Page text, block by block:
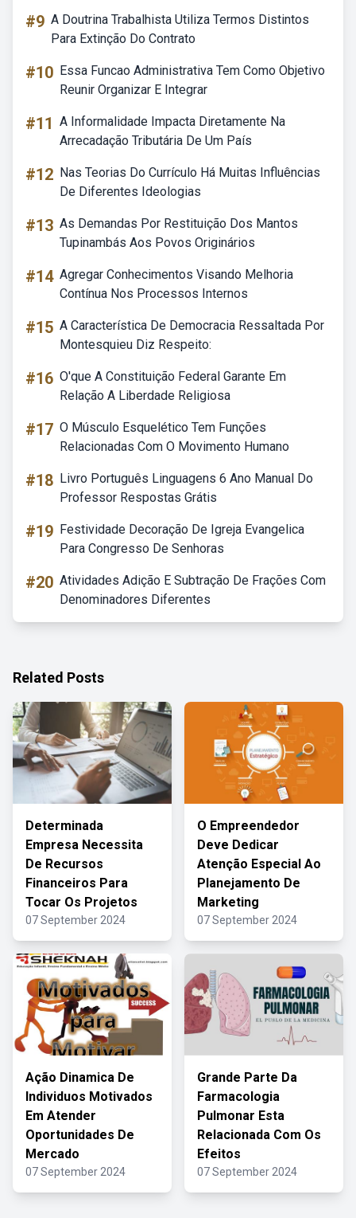
#9 A Doutrina Trabalhista Utiliza Termos Distintos
Para Extinção Do Contrato
#10 Essa Funcao Administrativa Tem Como Objetivo
Reunir Organizar E Integrar
#11 A Informalidade Impacta Diretamente Na
Arrecadação Tributária De Um País
#12 Nas Teorias Do Currículo Há Muitas Influências
De Diferentes Ideologias
#13 As Demandas Por Restituição Dos Mantos
Tupinambás Aos Povos Originários
#14 Agregar Conhecimentos Visando Melhoria
Contínua Nos Processos Internos
#15 A Característica De Democracia Ressaltada Por
Montesquieu Diz Respeito:
#16 O'que A Constituição Federal Garante Em
Relação A Liberdade Religiosa
#17 O Músculo Esquelético Tem Funções
Relacionadas Com O Movimento Humano
#18 Livro Português Linguagens 6 Ano Manual Do
Professor Respostas Grátis
#19 Festividade Decoração De Igreja Evangelica
Para Congresso De Senhoras
#20 Atividades Adição E Subtração De Frações Com
Denominadores Diferentes
Related Posts
Determinada
Empresa Necessita
De Recursos
Financeiros Para
Tocar Os Projetos
07 September 2024
O Empreendedor
Deve Dedicar
Atenção Especial Ao
Planejamento De
Marketing
07 September 2024
Ação Dinamica De
Individuos Motivados
Em Atender
Oportunidades De
Mercado
07 September 2024
Grande Parte Da
Farmacologia
Pulmonar Esta
Relacionada Com Os
Efeitos
07 September 2024